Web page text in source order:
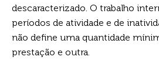
descaracterizado. O trabalho
períodos de atividade e de
não define uma quantidade
prestação e outra.